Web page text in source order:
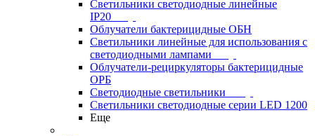
Светильники светодиодные линейные
IP20
Облучатели бактерицидные ОБН
Светильники линейные для использования с
светодиодными лампами
Облучатели-рециркуляторы бактерицидные
ОРБ
Светодиодные светильники
Светильники светодиодные серии LED 1200
Еще